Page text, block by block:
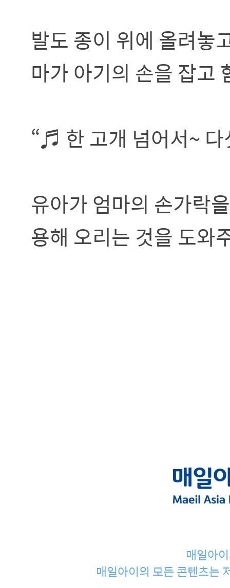
발도 종이 위에 올려놓
마가 아기의 손을 잡고
“♬ 한 고개 넘어서~ 다
유아가 엄마의 손가락
용해 오리는 것을 도와
매일아
매일아이의 모든 콘텐츠는